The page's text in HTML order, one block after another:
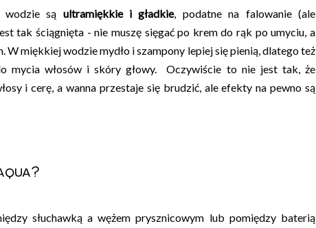
wodzie są ultramiękkie i gładkie, podatne na falowanie (ale
tak ściągnięta - nie muszę sięgać po krem do rąk po umyciu, a
W miękkiej wodzie mydło i szampony lepiej się pienią, dlatego też
mycia włosów i skóry głowy. Oczywiście to nie jest tak, że
i cerę, a wanna przestaje się brudzić, ale efekty na pewno są
słuchawką a wężem prysznicowym lub pomiędzy baterią